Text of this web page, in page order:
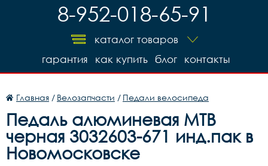
8-952-018-65-91
каталог товаров
контакты
блог
как купить
гарантия
Главная / Велозапчасти / Педали велосипеда
Педаль алюминевая МТВ
черная 3032603-671 инд.пак в
Новомосковске